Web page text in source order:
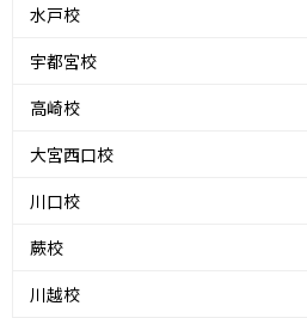
水戸校
宇都宮校
高崎校
大宮西口校
川口校
蕨校
川越校